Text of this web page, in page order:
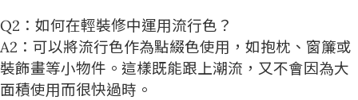
Q2：如何在輕裝修中運用流行色？
A2：可以將流行色作為點綴色使用，如抱枕、窗簾或
裝飾畫等小物件。這樣既能跟上潮流，又不會因為大
面積使用而很快過時。